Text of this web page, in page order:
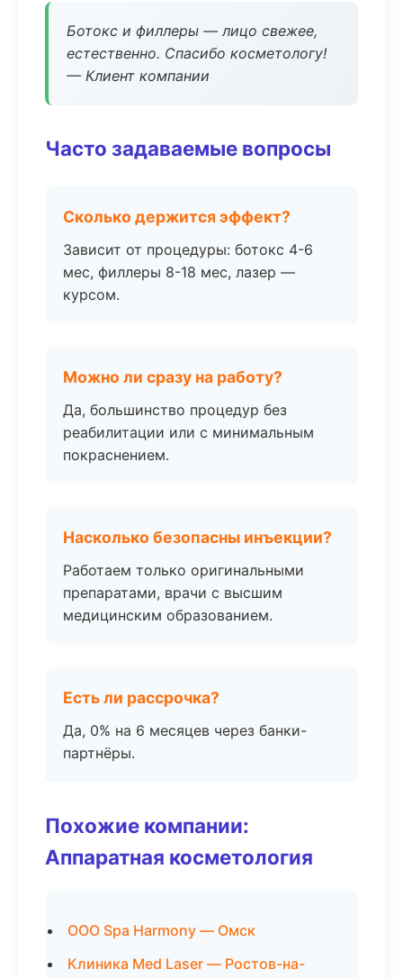
Ботокс и филлеры — лицо свежее,
естественно. Спасибо косметологу!
— Клиент компании
Часто задаваемые вопросы
Сколько держится эффект?
Зависит от процедуры: ботокс 4-6
мес, филлеры 8-18 мес, лазер —
курсом.
Можно ли сразу на работу?
Да, большинство процедур без
реабилитации или с минимальным
покраснением.
Насколько безопасны инъекции?
Работаем только оригинальными
препаратами, врачи с высшим
медицинским образованием.
Есть ли рассрочка?
Да, 0% на 6 месяцев через банки-
партнёры.
Похожие компании:
Аппаратная косметология
ООО Spa Harmony — Омск
Клиника Med Laser — Ростов-на-